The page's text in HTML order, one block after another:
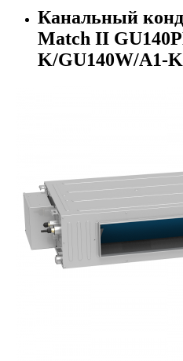
Канальный
Match II
K/GU140W/A1-K